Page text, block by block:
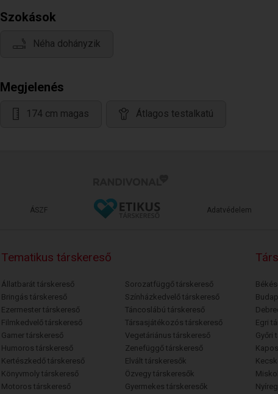
Szokások
Néha dohányzik
Megjelenés
174 cm magas Átlagos testalkatú
ÁSZF Adatvédelem
Tematikus társkereső
Állatbarát társkereső
Bringás társkereső
Ezermester társkereső
Filmkedvelő társkereső
Gamer társkereső
Humoros társkereső
Kertészkedő társkereső
Könyvmoly társkereső
Motoros társkereső
Sorozatfüggő társkereső
Színházkedvelő társkereső
Táncoslábú társkereső
Társasjátékozós társkereső
Vegetáriánus társkereső
Zenefüggő társkereső
Elvált társkeresők
Özvegy társkeresők
Gyermekes társkeresők
Egri
Győri